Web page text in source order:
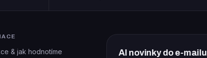
& jak hodnotíme
AI novinky do e-mailu